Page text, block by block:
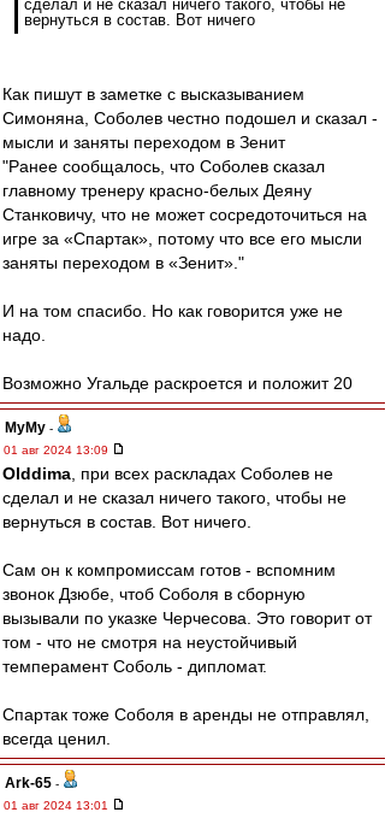
сделал и не сказал ничего такого, чтобы не
вернуться в состав. Вот ничего
Как пишут в заметке с высказыванием
Симоняна, Соболев честно подошел и сказал -
мысли и заняты переходом в Зенит
"Ранее сообщалось, что Соболев сказал
главному тренеру красно-белых Деяну
Станковичу, что не может сосредоточиться на
игре за «Спартак», потому что все его мысли
заняты переходом в «Зенит»."
И на том спасибо. Но как говорится уже не
надо.
Возможно Угальде раскроется и положит 20
МуМу -
01 авг 2024 13:09
Olddima , при всех раскладах Соболев не
сделал и не сказал ничего такого, чтобы не
вернуться в состав. Вот ничего.
Сам он к компромиссам готов - вспомним
звонок Дзюбе, чтоб Соболя в сборную
вызывали по указке Черчесова. Это говорит от
том - что не смотря на неустойчивый
темперамент Соболь - дипломат.
Спартак тоже Соболя в аренды не отправлял,
всегда ценил.
Ark-65 -
01 авг 2024 13:01